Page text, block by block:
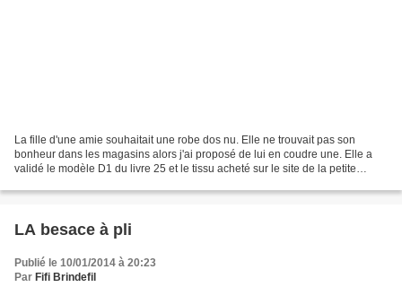
La fille d'une amie souhaitait une robe dos nu. Elle ne trouvait pas son
bonheur dans les magasins alors j'ai proposé de lui en coudre une. Elle a
validé le modèle D1 du livre 25 et le tissu acheté sur le site de la petite
LA besace à pli
Publié le 10/01/2014 à 20:23
Par Fifi Brindefil